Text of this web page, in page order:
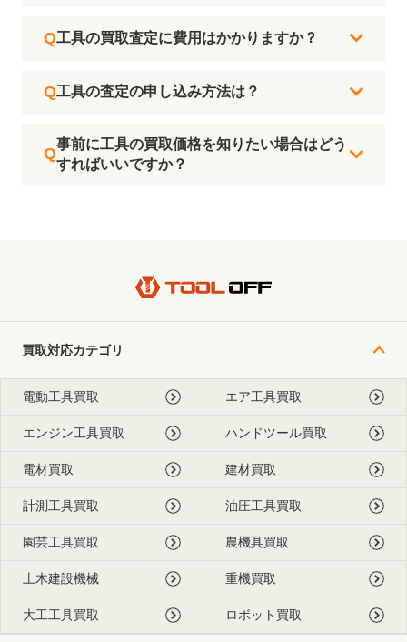
工具の買取査定に費用はかかりますか？
工具の査定の申し込み方法は？
事前に工具の買取価格を知りたい場合はどう
すればいいですか？
買取対応カテゴリ
電動工具買取 エア工具買取
エンジン工具買取 ハンドツール買取
電材買取 建材買取
計測工具買取 油圧工具買取
園芸工具買取 農機具買取
土木建設機械 重機買取
大工工具買取 ロボット買取